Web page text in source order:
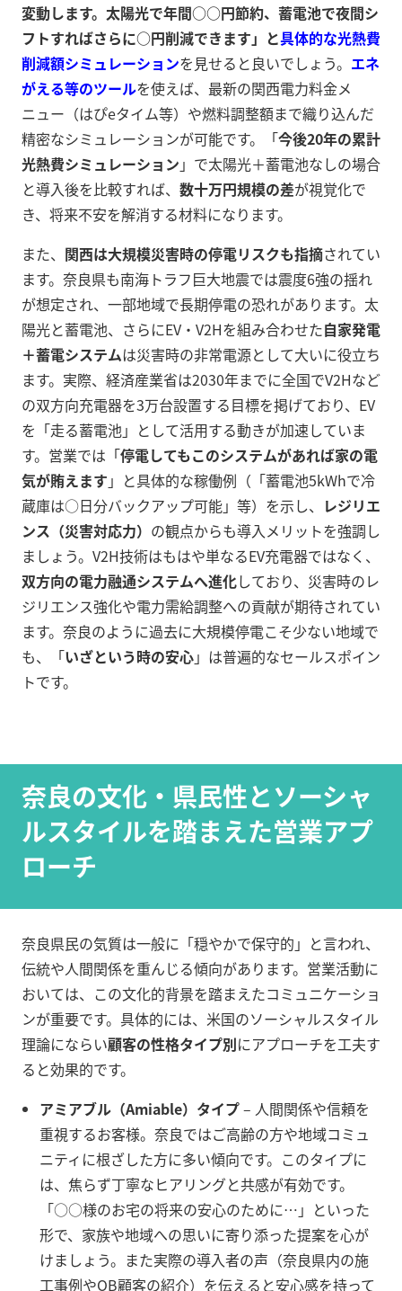
変動します。太陽光で年間○○円節約、蓄電池で夜間シ
フトすればさらに○円削減できます」と具体的な光熱費
削減額シミュレーションを見せると良いでしょう。 エネ
がえる等のツールを使えば、最新の関西電力料金メ
ニュー（はぴeタイム等）や燃料調整額まで織り込んだ
精密なシミュレーションが可能です。「今後20年の累計
光熱費シミュレーション 」で太陽光＋蓄電池なしの場合
と導入後を比較すれば、 数十万円規模の差が視覚化で
き、将来不安を解消する材料になります。
また、 関西は大規模災害時の停電リスクも指摘されてい
ます。奈良県も南海トラフ巨大地震では震度6強の揺れ
が想定され、一部地域で長期停電の恐れがあります。太
陽光と蓄電池、さらにEV・V2Hを組み合わせた自家発電
＋蓄電システムは災害時の非常電源として大いに役立ち
ます。実際、経済産業省は2030年までに全国でV2Hなど
の双方向充電器を3万台設置する目標を掲げており、EV
を「走る蓄電池」として活用する動きが加速していま
す。営業では「停電してもこのシステムがあれば家の電
気が賄えます 」と具体的な稼働例（「蓄電池5kWhで冷
蔵庫は○日分バックアップ可能」等）を示し、 レジリエ
ンス（災害対応力） の観点からも導入メリットを強調し
ましょう。V2H技術はもはや単なるEV充電器ではなく、
双方向の電力融通システムへ進化しており、災害時のレ
ジリエンス強化や電力需給調整への貢献が期待されてい
ます。奈良のように過去に大規模停電こそ少ない地域で
も、「いざという時の安心」は普遍的なセールスポイン
トです。
奈良の文化・県民性とソーシャ
ルスタイルを踏まえた営業アプ
ローチ
奈良県民の気質は一般に「穏やかで保守的」と言われ、
伝統や人間関係を重んじる傾向があります。営業活動に
おいては、この文化的背景を踏まえたコミュニケーショ
ンが重要です。具体的には、米国のソーシャルスタイル
理論にならい顧客の性格タイプ別にアプローチを工夫す
ると効果的です。
アミアブル（Amiable）タイプ– 人間関係や信頼を
重視するお客様。奈良ではご高齢の方や地域コミュ
ニティに根ざした方に多い傾向です。このタイプに
は、焦らず丁寧なヒアリングと共感が有効です。
「○○様のお宅の将来の安心のために…」といった
形で、家族や地域への思いに寄り添った提案を心が
けましょう。また実際の導入者の声（奈良県内の施
工事例やOB顧客の紹介）を伝えると安心感を持って